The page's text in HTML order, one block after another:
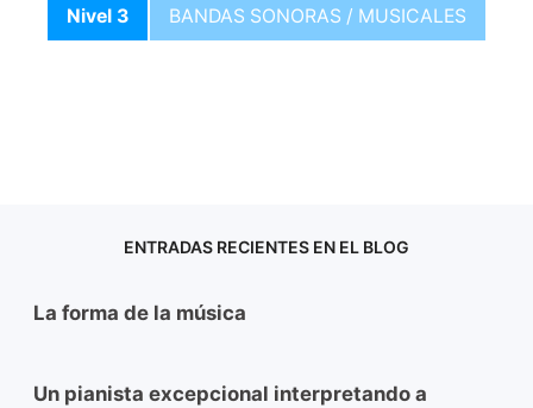
Nivel 3 BANDAS SONORAS / MUSICALES
ENTRADAS RECIENTES EN EL BLOG
La forma de la música
Un pianista excepcional interpretando a